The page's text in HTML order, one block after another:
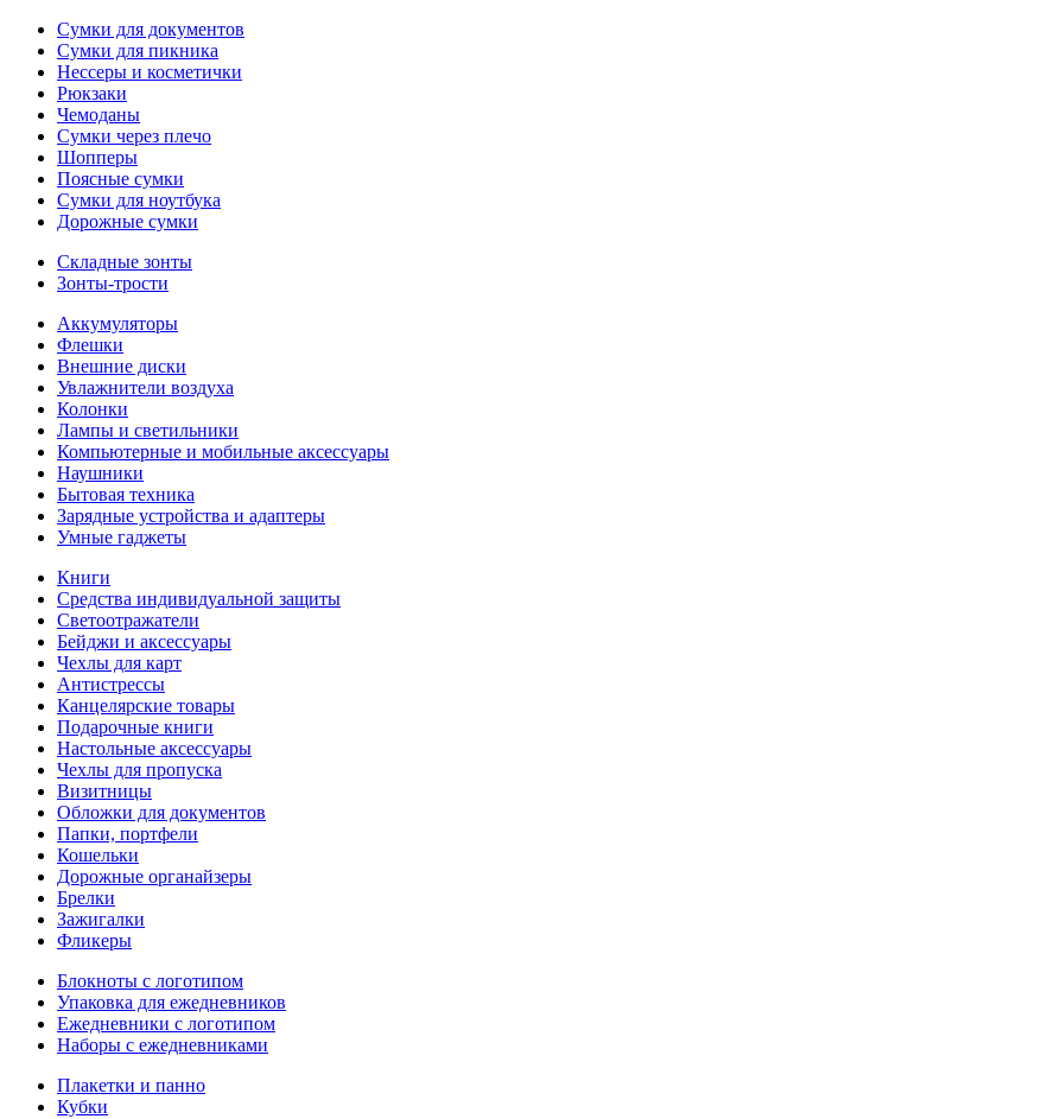
Сумки для документов
Сумки для пикника
Нессеры и косметички
Рюкзаки
Чемоданы
Сумки через плечо
Шопперы
Поясные сумки
Сумки для ноутбука
Дорожные сумки
Складные зонты
Зонты-трости
Аккумуляторы
Флешки
Внешние диски
Увлажнители воздуха
Колонки
Лампы и светильники
Компьютерные и мобильные аксессуары
Наушники
Бытовая техника
Зарядные устройства и адаптеры
Умные гаджеты
Книги
Средства индивидуальной защиты
Светоотражатели
Бейджи и аксессуары
Чехлы для карт
Антистрессы
Канцелярские товары
Подарочные книги
Настольные аксессуары
Чехлы для пропуска
Визитницы
Обложки для документов
Папки, портфели
Кошельки
Дорожные органайзеры
Брелки
Зажигалки
Фликеры
Блокноты с логотипом
Упаковка для ежедневников
Ежедневники с логотипом
Наборы с ежедневниками
Плакетки и панно
Кубки